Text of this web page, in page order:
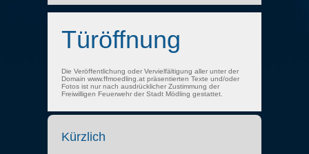
Türöffnung
Die Veröffentlichung oder Vervielfältigung aller unter der
Domain www.ffmoedling.at präsentierten Texte und/oder
Fotos ist nur nach ausdrücklicher Zustimmung der
Freiwilligen Feuerwehr der Stadt Mödling gestattet.
Kürzlich